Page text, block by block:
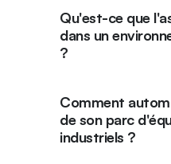
Qu'est-ce que
dans un
?
Comment
de son parc
industriels ?